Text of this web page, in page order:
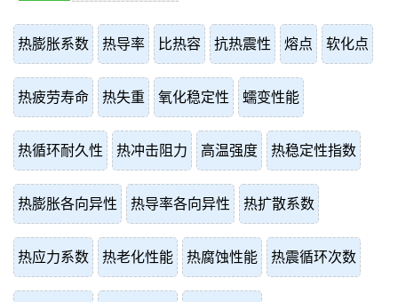
热膨胀系数 热导率 比热容 抗热震性 熔点 软化点
热疲劳寿命 热失重 氧化稳定性 蠕变性能
热循环耐久性 热冲击阻力 高温强度 热稳定性指数
热膨胀各向异性 热导率各向异性 热扩散系数
热应力系数 热老化性能 热腐蚀性能 热震循环次数